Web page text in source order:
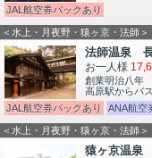
JAL航空券パックあり
＜水上・月夜野・猿ヶ京・法師
法師温泉
お一人様
創業明治八年
高原駅からバ
JAL航空券パックあり
ANA航空
＜水上・月夜野・猿ヶ京・法師
猿ヶ京温泉